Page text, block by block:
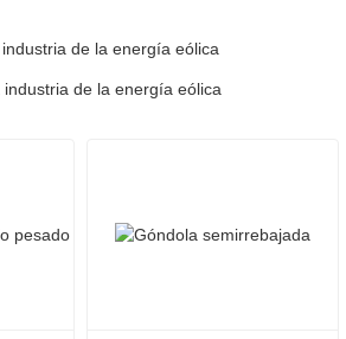
de la energía eólica
de la energía eólica